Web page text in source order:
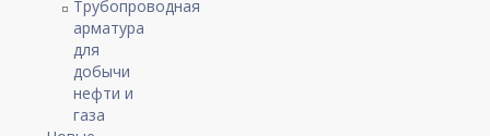
Трубопроводная
арматура
для
добычи
нефти и
газа